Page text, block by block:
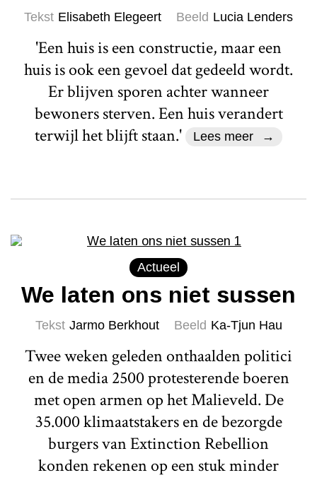
Tekst Elisabeth Elegeert Beeld Lucia Lenders
'Een huis is een constructie, maar een
huis is ook een gevoel dat gedeeld wordt.
Er blijven sporen achter wanneer
bewoners sterven. Een huis verandert
terwijl het blijft staan.'
Lees meer
Actueel
We laten ons niet sussen
Tekst Jarmo Berkhout Beeld Ka-Tjun Hau
Twee weken geleden onthaalden politici
en de media 2500 protesterende boeren
met open armen op het Malieveld. De
35.000 klimaatstakers en de bezorgde
burgers van Extinction Rebellion
konden rekenen op een stuk minder